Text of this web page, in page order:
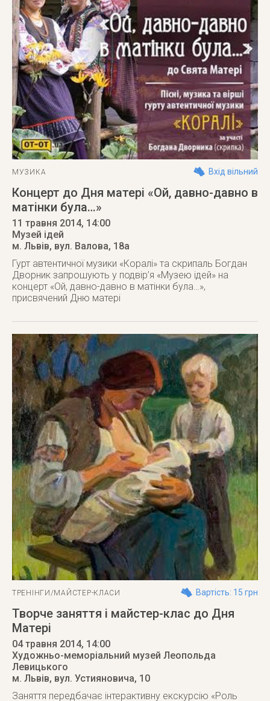
МУЗИКА Вхід вільний
Концерт до Дня матері «Ой, давно-давно в
матінки була…»
11 травня 2014, 14:00
Музей ідей
м. Львів, вул. Валова, 18а
Гурт автентичної музики «Коралі» та скрипаль Богдан
Дворник запрошують у подвір’я «Музею ідей» на
концерт «Ой, давно-давно в матінки була…»,
присвячений Дню матері
ТРЕНІНГИ/МАЙСТЕР-КЛАСИ Вартість: 15 грн
Творче заняття і майстер-клас до Дня
Матері
04 травня 2014, 14:00
Художньо-меморіальний музей Леопольда
Левицького
м. Львів, вул. Устияновича, 10
Заняття передбачає інтерактивну екскурсію «Роль